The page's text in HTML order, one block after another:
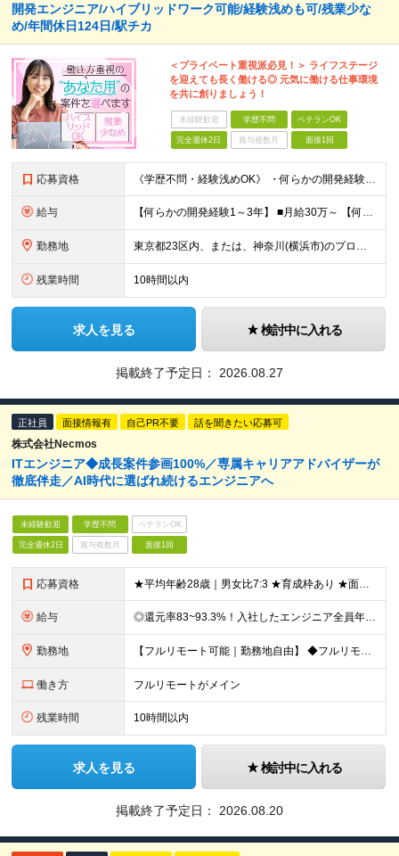
開発エンジニア/ハイブリッドワーク可能/経験浅めも可/残業少な
め/年間休日124日/駅チカ
＜プライベート重視派必見！＞ ライフステージ
を迎えても長く働ける◎ 元気に働ける仕事環境
を共に創りましょう！
未経験歓迎 学歴不問 ベテランOK
完全週休2日 賞与複数月 面接1回
応募資格 《学歴不問・経験浅めOK》 ・何らかの開発経験をお持ちの方（年数・言語不問） ▽このような方に向いています ------------------------------------------ □無
給与 【何らかの開発経験1～3年】 ■月給30万～ 【何らかの開発経験3年以上】 ■月給35万～60万 ※経験・スキル・前職給与などを考慮して優遇いたします ※上記金額は、固定残業30H分が含まれた金額
勤務地 東京都23区内、または、神奈川(横浜市)のプロジェクト先での勤務となります。 ※転居を伴う転勤はありません。 ※通勤時間は1時間程度を目安にしています。 ※勤務地は、希望を最大限に考慮します。
残業時間 10時間以内
求人を見る 検討中に入れる
掲載終了予定日： 2026.08.27
正社員 面接情報有 自己PR不要 話を聞きたい応募可
株式会社Necmos
ITエンジニア◆成長案件参画100%／専属キャリアアドバイザーが
徹底伴走／AI時代に選ばれ続けるエンジニアへ
未経験歓迎 学歴不問 ベテランOK
完全週休2日 賞与複数月 面接1回
応募資格 ★平均年齢28歳｜男女比7:3 ★育成枠あり ★面接1回スピード選考 ★20代～30代活躍中 ★学歴不問 ＼日常的にAIを活用している方は大歓迎！／ ◎経験者 何らかの開発・設計構築の経験をお持ち
給与 ◎還元率83~93.3%！入社したエンジニア全員年収UP（平均160万円UP/平均月給45万円） ◎上昇還元率制・単価連動型⇒会社利益は最大10万円！残り全てを還元 ◎平均月単価は67万円 月給40
勤務地 【フルリモート可能｜勤務地自由】 ◆フルリモート多数！全国どこでも、好きな場所で働ける ◆UIターン歓迎！転勤なし ◆リモートワーク／出社も自由に選べる 【本社】 〒155-0032 東京都世田谷区
働き方 フルリモートがメイン
残業時間 10時間以内
求人を見る 検討中に入れる
掲載終了予定日： 2026.08.20